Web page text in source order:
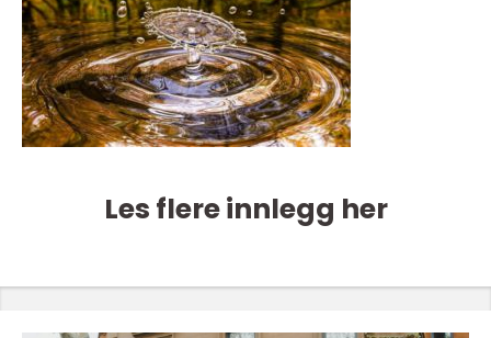
Les flere innlegg her